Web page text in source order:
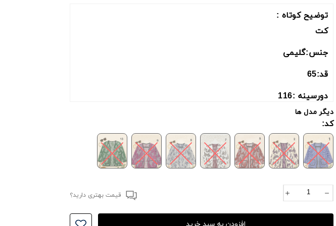
توضیح کوتاه :
کت
جنس:گلیمی
قد:65
دورسینه :116
دوربازو : 52
قدآستین ازکنار یقه :69
اندازه ها کمی حدودی میباشد
طرح جیب رندوم ارسال میشود
____________________________________
دیگر مدل ها
کد:
قیمت بهتری دارید؟